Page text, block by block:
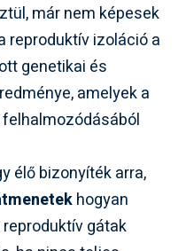
már nem képesek
reproduktív izoláció a
genetikai és
amelyek a
élő bizonyíték arra,
hogyan
gátak